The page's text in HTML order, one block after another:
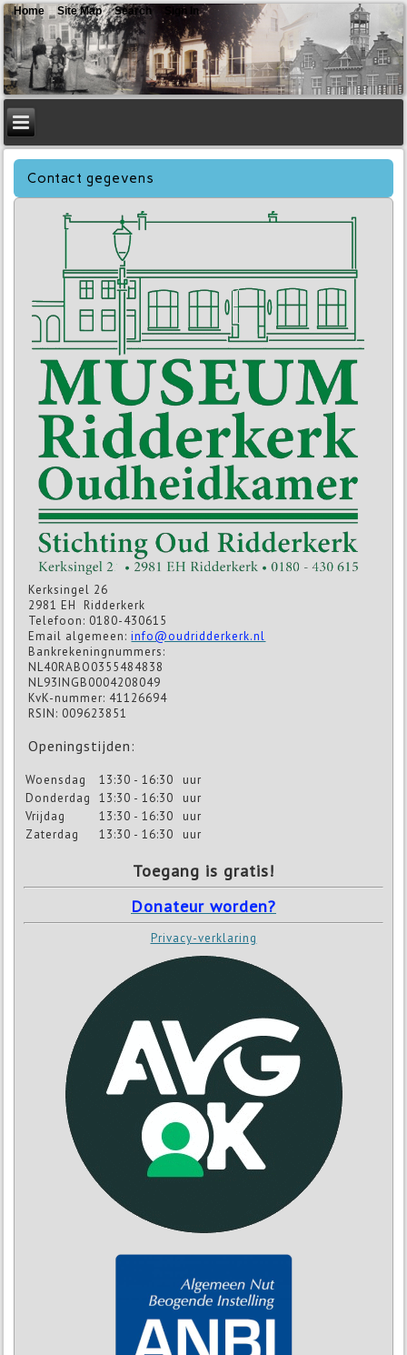
Contact gegevens
Kerksingel 26
2981 EH Ridderkerk
Telefoon: 0180-430615
Email algemeen:info@oudridderkerk.nl
Bankrekeningnummers:
NL40RABO0355484838
NL93INGB0004208049
KvK-nummer: 41126694
RSIN: 009623851
Openingstijden:
Woensdag 13:30 - 16:30
uur
Donderdag
13:30 - 16:30
uur
Vrijdag
13:30 - 16:30
uur
Zaterdag
13:30 - 16:30 uur
Toegang is gratis!
Donateur worden?
Privacy-verklaring
Home Site Map Search Sign In